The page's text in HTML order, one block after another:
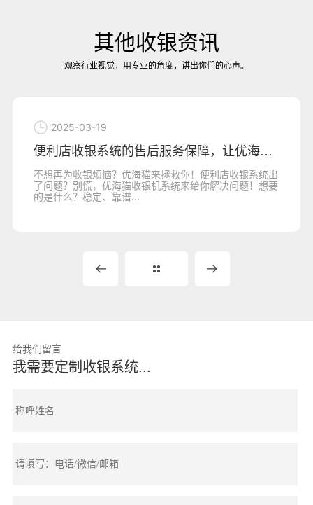
其他收银资讯
观察行业视觉，用专业的角度，讲出你们的心声。
2025-03-19
便利店收银系统的售后服务保障，让优海猫收
不想再为收银烦恼？优海猫来拯救你！便利店收银系统出
了问题？别慌，优海猫收银机系统来给你解决问题！想要
的是什么？稳定、靠谱...
给我们留言
我需要定制收银系统...